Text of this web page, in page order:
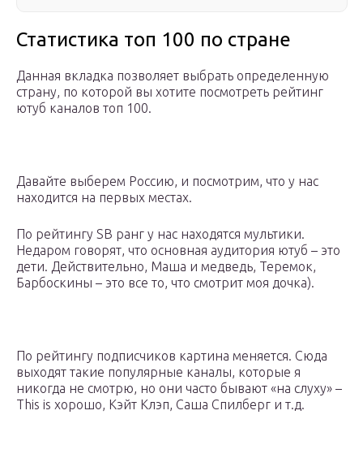
Статистика топ 100 по стране
Данная вкладка позволяет выбрать определенную
страну, по которой вы хотите посмотреть рейтинг
ютуб каналов топ 100.
Давайте выберем Россию, и посмотрим, что у нас
находится на первых местах.
По рейтингу SB ранг у нас находятся мультики.
Недаром говорят, что основная аудитория ютуб – это
дети. Действительно, Маша и медведь, Теремок,
Барбоскины – это все то, что смотрит моя дочка).
По рейтингу подписчиков картина меняется. Сюда
выходят такие популярные каналы, которые я
никогда не смотрю, но они часто бывают «на слуху» –
This is хорошо, Кэйт Клэп, Саша Спилберг и т.д.